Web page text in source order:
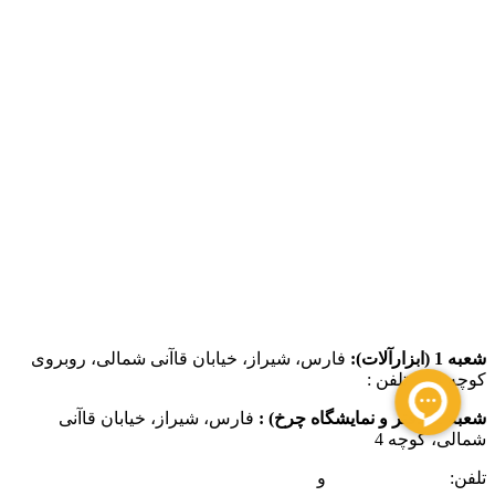
شعبه 1 (ابزارآلات):
فارس، شیراز، خیابان قاآنی شمالی، روبروی
کوچه 4 تلفن :
شعبه 2 (دفتر و نمایشگاه چرخ) :
فارس، شیراز، خیابان قاآنی
شمالی، کوچه 4
تلفن: و